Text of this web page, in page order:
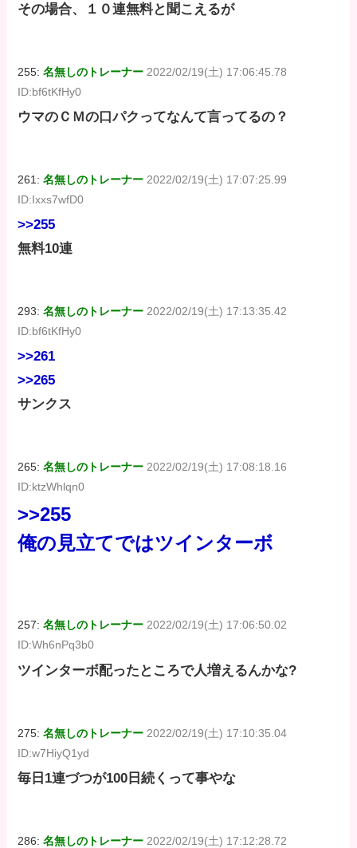
その場合、１０連無料と聞こえるが
255:名無しのトレーナー 2022/02/19(土) 17:06:45.78
ID:bf6tKfHy0
ウマのＣＭの口パクってなんて言ってるの？
261:名無しのトレーナー 2022/02/19(土) 17:07:25.99
ID:Ixxs7wfD0
>>255
無料10連
293:名無しのトレーナー 2022/02/19(土) 17:13:35.42
ID:bf6tKfHy0
>>261
>>265
サンクス
265:名無しのトレーナー 2022/02/19(土) 17:08:18.16
ID:ktzWhlqn0
>>255
俺の見立てではツインターボ
257:名無しのトレーナー 2022/02/19(土) 17:06:50.02
ID:Wh6nPq3b0
ツインターボ配ったところで人増えるんかな?
275:名無しのトレーナー 2022/02/19(土) 17:10:35.04
ID:w7HiyQ1yd
毎日1連づつが100日続くって事やな
286:名無しのトレーナー 2022/02/19(土) 17:12:28.72